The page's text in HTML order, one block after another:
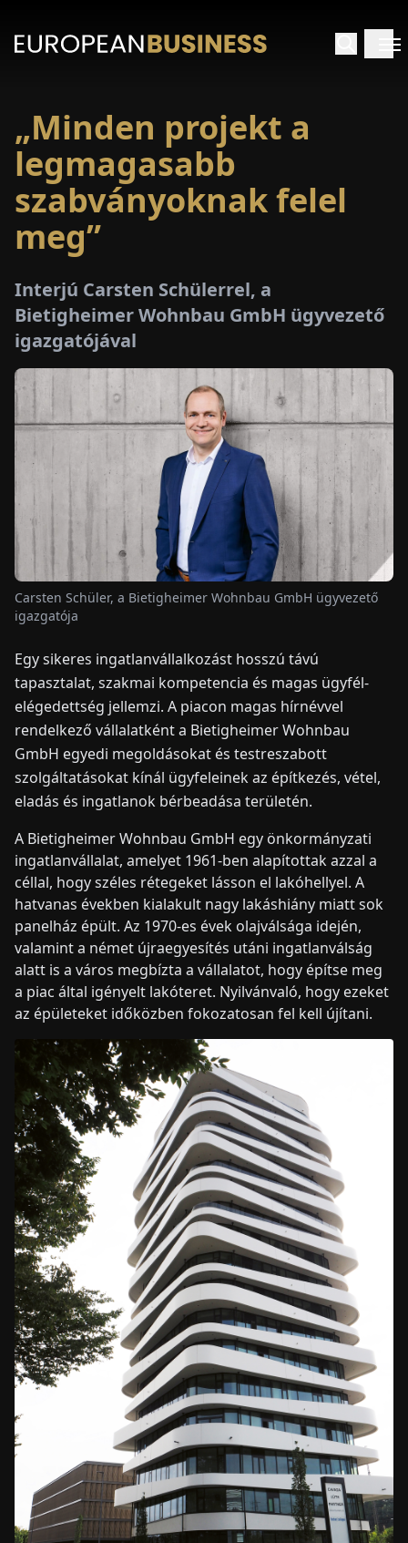
E-
PAPÍR
HÍREK
NL PL HU
KAPCSOLAT
„Minden projekt a
legmagasabb
szabványoknak felel
meg”
Interjú Carsten Schülerrel, a
Bietigheimer Wohnbau GmbH ügyvezető
igazgatójával
Carsten Schüler, a Bietigheimer Wohnbau GmbH ügyvezető
igazgatója
Egy sikeres ingatlanvállalkozást hosszú távú
tapasztalat, szakmai kompetencia és magas ügyfél-
elégedettség jellemzi. A piacon magas hírnévvel
rendelkező vállalatként a Bietigheimer Wohnbau
GmbH egyedi megoldásokat és testreszabott
szolgáltatásokat kínál ügyfeleinek az építkezés, vétel,
eladás és ingatlanok bérbeadása területén.
A Bietigheimer Wohnbau GmbH egy önkormányzati
ingatlanvállalat, amelyet 1961-ben alapítottak azzal a
céllal, hogy széles rétegeket lásson el lakóhellyel. A
hatvanas években kialakult nagy lakáshiány miatt sok
panelház épült. Az 1970-es évek olajválsága idején,
valamint a német újraegyesítés utáni ingatlanválság
alatt is a város megbízta a vállalatot, hogy építse meg
a piac által igényelt lakóteret. Nyilvánvaló, hogy ezeket
az épületeket időközben fokozatosan fel kell újítani.